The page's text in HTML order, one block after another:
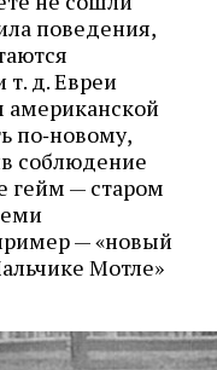
поведения,
т. д. Евреи
по‑новому,
соблюдение
гейм — старом
— «новый
Мотле»